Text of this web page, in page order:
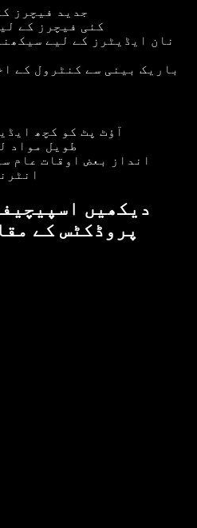
جدید فیچرز
کئی فیچرز کے
نان ایڈیٹرز کے لیے
باریک بینی سے کنٹرول کے
آؤٹ پٹ کو کچھ
طویل مواد
انداز بعض اوقات عام
دیکھیں
پروڈکٹس کے